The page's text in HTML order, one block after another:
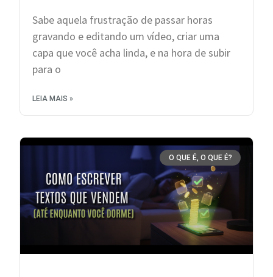
Sabe aquela frustração de passar horas
gravando e editando um vídeo, criar uma
capa que você acha linda, e na hora de subir
para o
LEIA MAIS »
O QUE É, O QUE É?